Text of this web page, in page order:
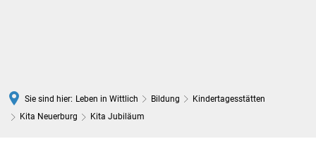
Sie sind hier: Leben in Wittlich Bildung
Kindertagesstätten
Kita Neuerburg
Kita Jubiläum